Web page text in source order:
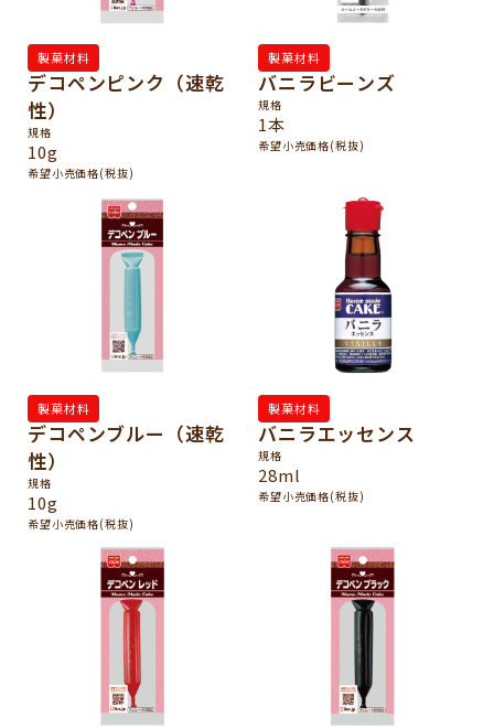
デコペンピンク（速乾
性）
製菓材料
規格
10g
希望小売価格(税抜)
バニラビーンズ
製菓材料
規格
1本
希望小売価格(税抜)
デコペンブルー（速乾
性）
製菓材料
規格
10g
希望小売価格(税抜)
バニラエッセンス
製菓材料
規格
28ml
希望小売価格(税抜)